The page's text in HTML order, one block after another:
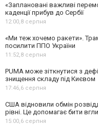
«Заплановані важливі
каденції прибув до Сербії
12:00,8 серпня
«Ми теж хочемо ракети».
посилити ППО України
11:52,8 серпня
PUMA може зіткнутися з
знищення складу під Києвом
17:46,6 серпня
США відновили обмін
рівні. Це допомагає бити
15:00,6 серпня